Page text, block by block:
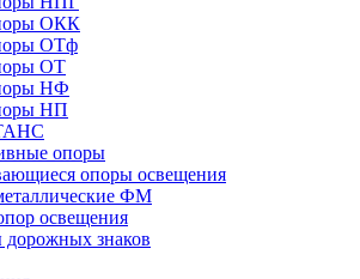
ОКК
ОТф
ОТ
НФ
НП
опоры
опоры освещения
ФМ
освещения
знаков